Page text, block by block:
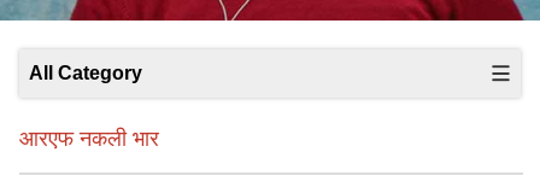
All Category
आरएफ नकली भार